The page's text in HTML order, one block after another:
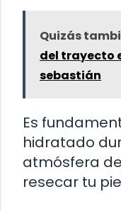
Quizás
del trayecto
sebastián
Es
hidratado
atmósfera
resecar tu